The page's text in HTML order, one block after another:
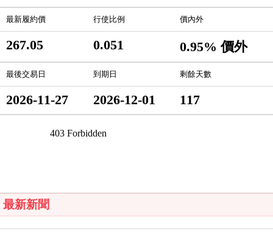
最新履約價 行使比例 價內外
267.05 0.051 0.95% 價外
最後交易日 到期日 剩餘天數
2026-11-27 2026-12-01 117
最新新聞